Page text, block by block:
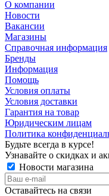
О компании
Новости
Вакансии
Магазины
Справочная информация
Бренды
Информация
Помощь
Условия оплаты
Условия доставки
Гарантия на товар
Юридическим лицам
Политика
Будьте всегда в курсе!
Узнавайте о скидках и
Новости магазина
Оставайтесь на связи